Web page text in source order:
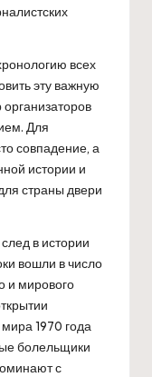
всех
эту важную
Для
совпадение, а
истории и
страны двери
в истории
вошли в число
и мирового
1970 года
болельщики
с